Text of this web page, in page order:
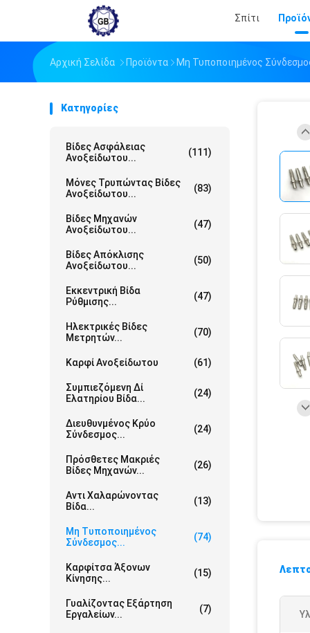
Σπίτι
Αρχική Σελίδα Προϊόντα Μη Τυποποιημένος
Κατηγορίες
Βίδες Ασφάλειας
Ανοξείδωτου...
(111)
Μόνες Τρυπώντας Βίδες
Ανοξείδωτου...
(83)
Βίδες Μηχανών
Ανοξείδωτου...
(47)
Βίδες Απόκλισης
Ανοξείδωτου...
(50)
Εκκεντρική Βίδα
Ρύθμισης...
(47)
Ηλεκτρικές Βίδες
Μετρητών...
(70)
Καρφί Ανοξείδωτου (61)
Συμπιεζόμενη Δί
Ελατηρίου Βίδα...
(24)
Διευθυνμένος Κρύο
Σύνδεσμος...
(24)
Πρόσθετες Μακριές
Βίδες Μηχανών...
(26)
Αντι Χαλαρώνοντας
Βίδα...
(13)
Μη Τυποποιημένος
Σύνδεσμος...
(74)
Καρφίτσα Άξονων
Κίνησης...
(15)
Γυαλίζοντας Εξάρτηση
Εργαλείων...
(7)